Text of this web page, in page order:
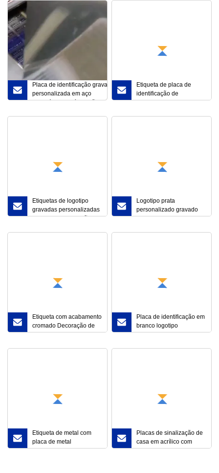
termoformação a vácuo
Placa de identificação gravada
personalizada em aço
inoxidável/alumínio/latão/cobre
Etiqueta de placa de
identificação de
policarbonato colorido
Etiquetas de logotipo
gravadas personalizadas
Placa de identificação
Logotipo prata
personalizado gravado
em metal gravado em aço
Etiqueta com acabamento
cromado Decoração de
letras Logotipo Placa de
Placa de identificação em
branco logotipo
personalizado placa de
Etiqueta de metal com
placa de metal
personalizada e placa de
Placas de sinalização de
casa em acrílico com
efeito de vidro